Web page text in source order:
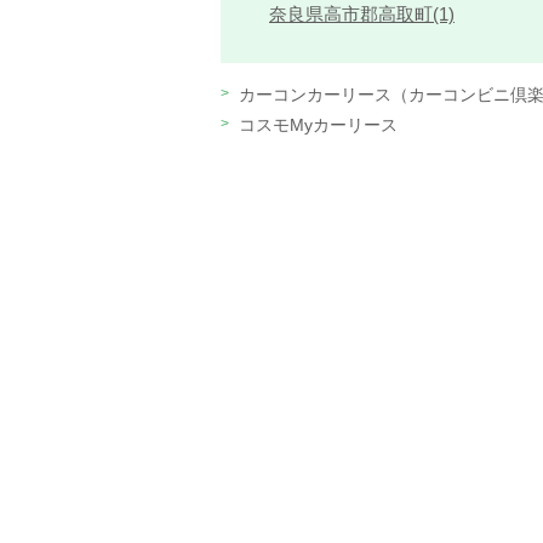
奈良県高市郡高取町(1)
カーコンカーリース（カーコンビニ倶
コスモMyカーリース